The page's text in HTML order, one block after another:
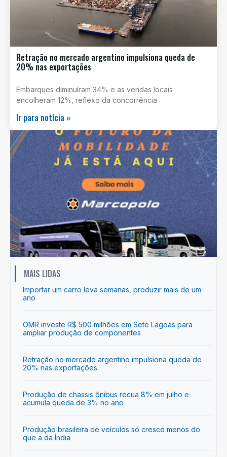
Retração no mercado argentino impulsiona queda de
20% nas exportações
Embarques diminuíram 34% e as vendas locais
encolheram 12%, reflexo da concorrência
Ir para notícia »
MAIS LIDAS
Importar um carro leva semanas, produzir mais de um
ano
OMR investe R$ 500 milhões em Sete Lagoas para
ampliar produção de componentes
Retração no mercado argentino impulsiona queda de
20% nas exportações
Produção de chassis ônibus recua 8% em julho e
acumula queda de 3% no ano
Produção brasileira de veículos só cresce menos do
que a da Índia